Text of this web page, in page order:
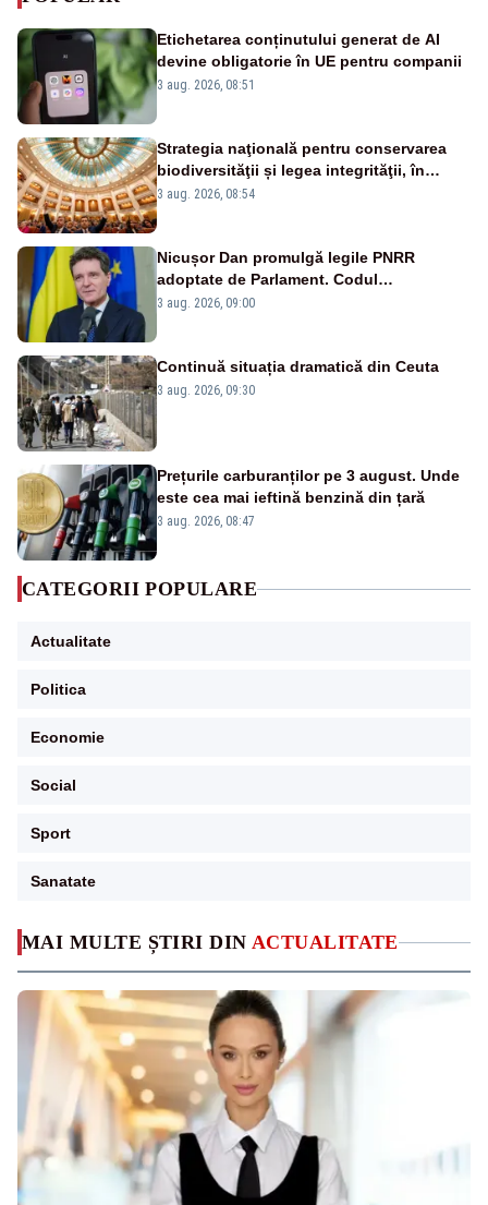
MAI MULTE ȘTIRI DIN ACTUALITATE
Etichetarea conținutului generat de AI
devine obligatorie în UE pentru companii
3 aug. 2026, 08:51
Strategia naţională pentru conservarea
biodiversităţii și legea integrităţii, în
dezbatere
3 aug. 2026, 08:54
Nicușor Dan promulgă legile PNRR
adoptate de Parlament. Codul
urbanismului, printre actele normative
3 aug. 2026, 09:00
Continuă situația dramatică din Ceuta
3 aug. 2026, 09:30
Prețurile carburanților pe 3 august. Unde
este cea mai ieftină benzină din țară
3 aug. 2026, 08:47
CATEGORII POPULARE
Actualitate
Politica
Economie
Social
Sport
Sanatate